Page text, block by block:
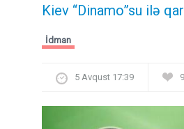
Kiev “Dinamo”su ilə
İdman
5 Avqust 17:39